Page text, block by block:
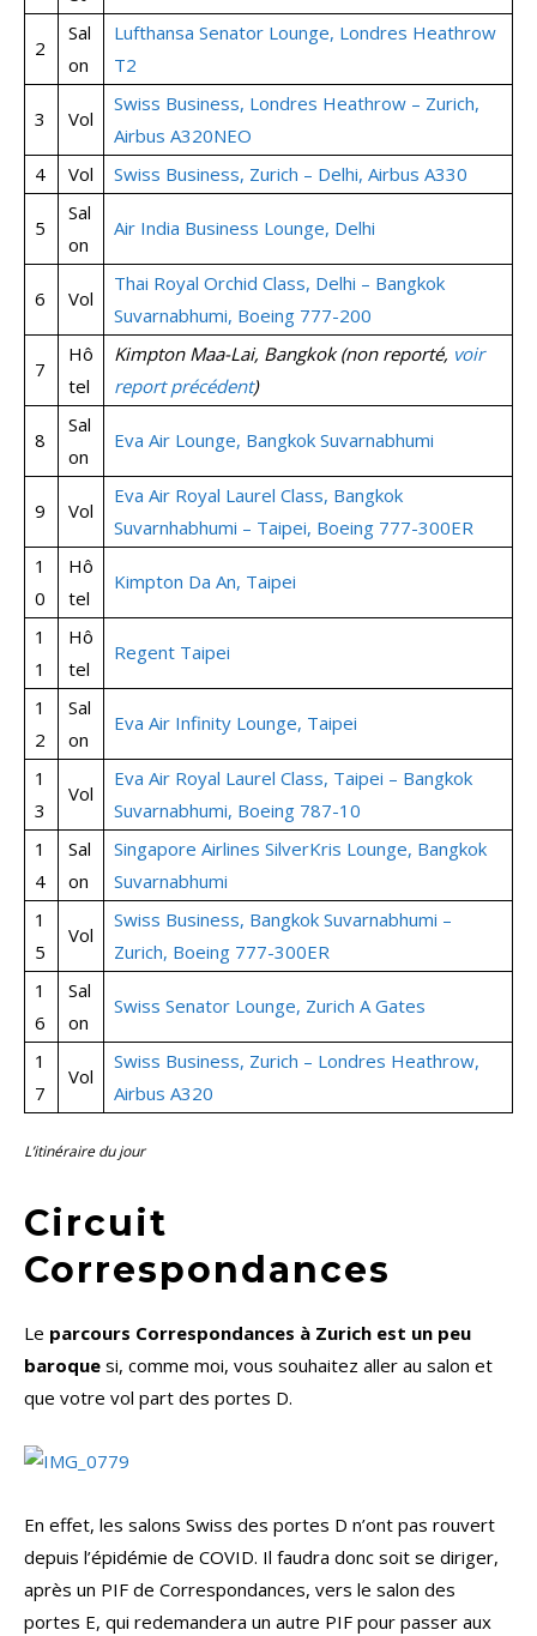
2
Sal
on
Lufthansa Senator Lounge, Londres Heathrow
T2
3 Vol
Swiss Business, Londres Heathrow – Zurich,
Airbus A320NEO
4
Vol Swiss Business, Zurich – Delhi, Airbus A330
5
Sal
on
Air India Business Lounge, Delhi
6 Vol
Thai Royal Orchid Class, Delhi – Bangkok
Suvarnabhumi, Boeing 777-200
7
Hô
tel
Kimpton Maa-Lai, Bangkok (non reporté, voir
report précédent)
8
Sal
on
Eva Air Lounge, Bangkok Suvarnabhumi
9 Vol
Eva Air Royal Laurel Class, Bangkok
Suvarnhabhumi – Taipei, Boeing 777-300ER
1
0
Hô
tel
Kimpton Da An, Taipei
1
1
Hô
tel
Regent Taipei
1
2
Sal
on
Eva Air Infinity Lounge, Taipei
1
3
Vol
Eva Air Royal Laurel Class, Taipei – Bangkok
Suvarnabhumi, Boeing 787-10
1
4
Sal
on
Singapore Airlines SilverKris Lounge, Bangkok
Suvarnabhumi
1
5
Vol
Swiss Business, Bangkok Suvarnabhumi –
Zurich, Boeing 777-300ER
1
6
Sal
on
Swiss Senator Lounge, Zurich A Gates
1
7
Vol
Swiss Business, Zurich – Londres Heathrow,
Airbus A320
L’itinéraire du jour
Circuit
Correspondances
Le parcours Correspondances à Zurich est un peu
baroque si, comme moi, vous souhaitez aller au salon et
que votre vol part des portes D.
En effet, les salons Swiss des portes D n’ont pas rouvert
depuis l’épidémie de COVID. Il faudra donc soit se diriger,
après un PIF de Correspondances, vers le salon des
portes E, qui redemandera un autre PIF pour passer aux